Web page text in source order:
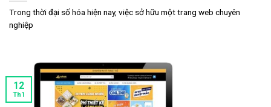
Trong thời đại số hóa hiện nay, việc sở hữu một trang web chuyên
nghiệp
12
Th1